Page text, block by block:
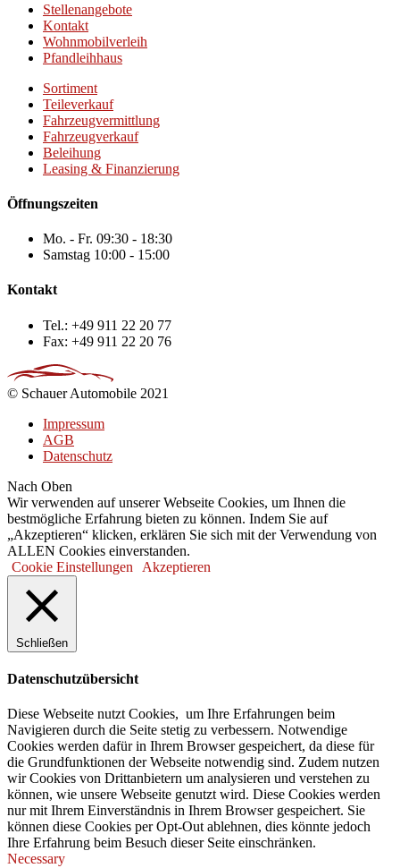
Stellenangebote
Kontakt
Wohnmobilverleih
Pfandleihhaus
Sortiment
Teileverkauf
Fahrzeugvermittlung
Fahrzeugverkauf
Beleihung
Leasing & Finanzierung
Öffnungszeiten
Mo. - Fr. 09:30 - 18:30
Samstag 10:00 - 15:00
Kontakt
Tel.: +49 911 22 20 77
Fax: +49 911 22 20 76
© Schauer Automobile 2021
Impressum
AGB
Datenschutz
Nach Oben
Wir verwenden auf unserer Webseite Cookies, um Ihnen die
bestmögliche Erfahrung bieten zu können. Indem Sie auf
„Akzeptieren“ klicken, erklären Sie sich mit der Verwendung von
ALLEN Cookies einverstanden.
Cookie Einstellungen
Akzeptieren
Schließen
Datenschutzübersicht
Diese Webseite nutzt Cookies, um Ihre Erfahrungen beim
Navigieren durch die Seite stetig zu verbessern. Notwendige
Cookies werden dafür in Ihrem Browser gespeichert, da diese für
die Grundfunktionen der Webseite notwendig sind. Zudem nutzen
wir Cookies von Drittanbietern um analysieren und verstehen zu
können, wie unsere Webseite genutzt wird. Diese Cookies werden
nur mit Ihrem Einverständnis in Ihrem Browser gespeichert. Sie
können diese Cookies per Opt-Out ablehnen, dies könnte jedoch
Ihre Erfahrung beim Besuch dieser Seite einschränken.
Necessary